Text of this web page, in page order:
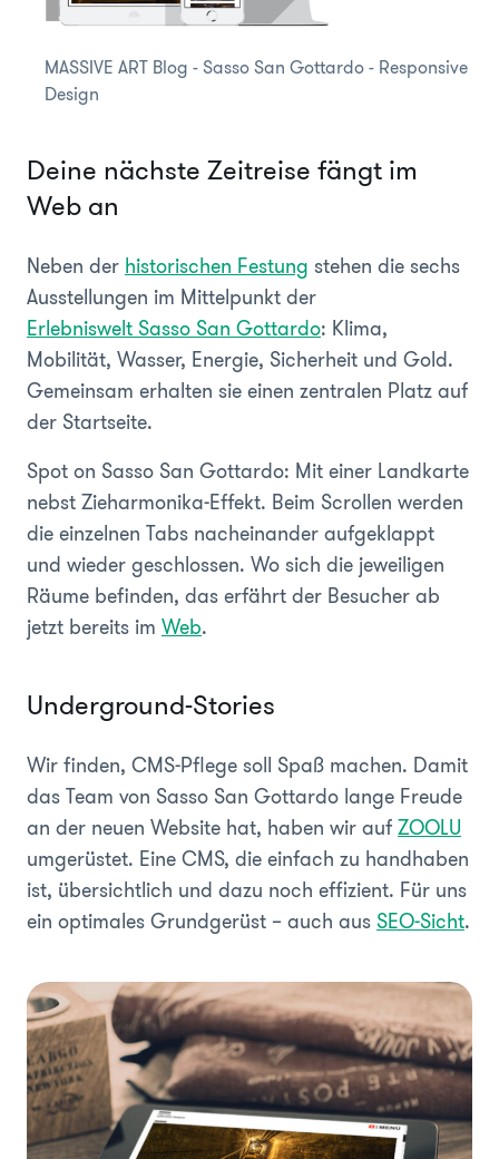
MASSIVE ART Blog - Sasso San Gottardo - Responsive
Design
Deine nächste Zeitreise fängt im
Web an
Neben derhistorischen Festung stehen die sechs
Ausstellungen im Mittelpunkt der
Erlebniswelt Sasso San Gottardo: Klima,
Mobilität, Wasser, Energie, Sicherheit und Gold.
Gemeinsam erhalten sie einen zentralen Platz auf
der Startseite.
Spot on Sasso San Gottardo: Mit einer Landkarte
nebst Zieharmonika-Effekt. Beim Scrollen werden
die einzelnen Tabs nacheinander aufgeklappt
und wieder geschlossen. Wo sich die jeweiligen
Räume befinden, das erfährt der Besucher ab
jetzt bereits im Web.
Underground-Stories
Wir finden, CMS-Pflege soll Spaß machen. Damit
das Team von Sasso San Gottardo lange Freude
an der neuen Website hat, haben wir aufZOOLU
umgerüstet. Eine CMS, die einfach zu handhaben
ist, übersichtlich und dazu noch effizient. Für uns
ein optimales Grundgerüst – auch ausSEO-Sicht.